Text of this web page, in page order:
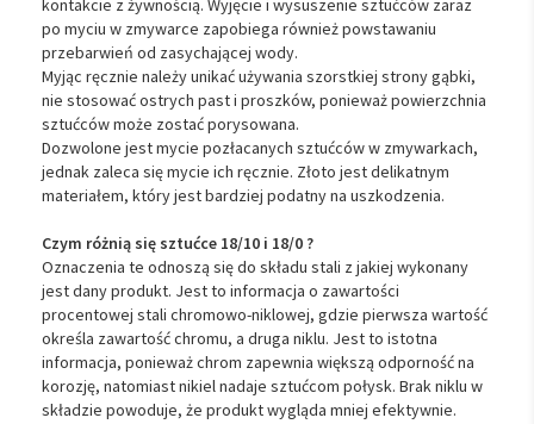
po myciu w zmywarce zapobiega również powstawaniu
przebarwień od zasychającej wody.
Myjąc ręcznie należy unikać używania szorstkiej strony gąbki,
nie stosować ostrych past i proszków, ponieważ powierzchnia
sztućców może zostać porysowana.
Dozwolone jest mycie pozłacanych sztućców w zmywarkach,
jednak zaleca się mycie ich ręcznie. Złoto jest delikatnym
materiałem, który jest bardziej podatny na uszkodzenia.
Czym różnią się sztućce 18/10 i 18/0 ?
Oznaczenia te odnoszą się do składu stali z jakiej wykonany
jest dany produkt. Jest to informacja o zawartości
procentowej stali chromowo-niklowej, gdzie pierwsza wartość
określa zawartość chromu, a druga niklu. Jest to istotna
informacja, ponieważ chrom zapewnia większą odporność na
korozję, natomiast nikiel nadaje sztućcom połysk. Brak niklu w
składzie powoduje, że produkt wygląda mniej efektywnie.